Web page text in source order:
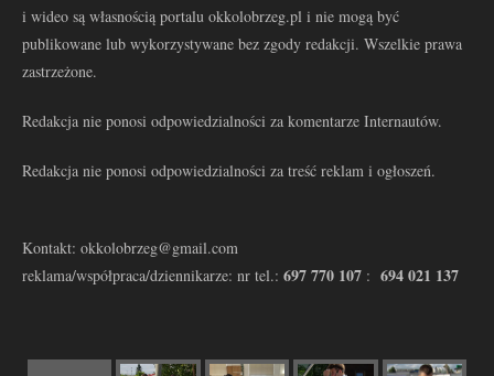
i wideo są własnością portalu okkolobrzeg.pl i nie mogą być
publikowane lub wykorzystywane bez zgody redakcji. Wszelkie prawa
zastrzeżone.
Redakcja nie ponosi odpowiedzialności za komentarze Internautów.
Redakcja nie ponosi odpowiedzialności za treść reklam i ogłoszeń.
Kontakt: okkolobrzeg@gmail.com
reklama/współpraca/dziennikarze: nr tel.: 697 770 107 : 694 021 137